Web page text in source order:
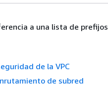
a una lista de
de la VPC
de subred